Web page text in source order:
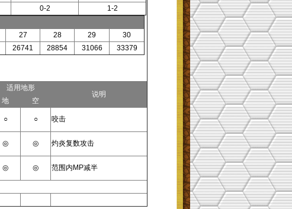
0-2
1-2
27 28 29
30
26741 28854 31066 33379
适用地形
说明
地 空
○ ○ 咬击
◎ ◎ 灼炎复数攻击
◎ ◎ 范围内MP减半